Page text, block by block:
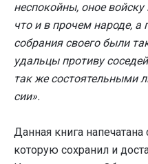
неспокойны, оное
что и в прочем народе, а
собрания своего были
удальцы противу
так же состоятельными
сии».
Данная книга
которую сохранил и